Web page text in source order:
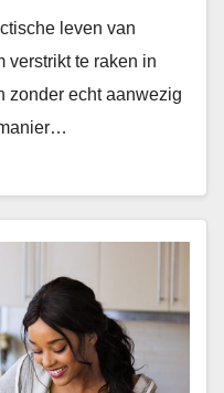
leven van
verstrikt te raken in
zonder echt aanwezig